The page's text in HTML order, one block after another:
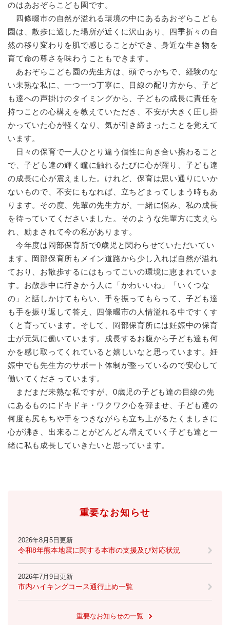
のはあおぞらこども園です。
四條畷市の自然が溢れる環境の中にあるあおぞらこども
園は、散歩に適した場所が近くに沢山あり、四季折々の自
然の移り変わりを肌で感じることができ、身近な生き物を
育て命の尊さを味わうこともできます。
あおぞらこども園の先生方は、頭でっかちで、経験のな
い未熟な私に、一つ一つ丁寧に、目線の配り方から、子ど
も達への声掛けのタイミングから、子どもの成長に責任を
持つことの心構えを教えていただき、不安が大きく圧し掛
かっていた心が軽くなり、気が引き締まったことを覚えて
います。
日々の保育で一人ひとり違う個性に向き合い携わること
で、子ども達の輝く瞳に触れるたびに心が躍り、子ども達
の成長に心が震えました。けれど、保育は思い通りにいか
ないもので、不安にもなれば、立ちどまってしまう時もあ
ります。その度、先輩の先生方が、一緒に悩み、私の成長
を待っていてくださいました。そのような先輩方に支えら
れ、励まされて今の私があります。
今年度は岡部保育所で0歳児と関わらせていただいてい
ます。岡部保育所もメイン道路から少し入れば自然が溢れ
ており、お散歩するにはもってこいの環境に恵まれていま
す。お散歩中に行きかう人に「かわいいね」「いくつな
の」と話しかけてもらい、手を振ってもらって、子ども達
も手を振り返して答え、四條畷市の人情溢れる中ですくす
くと育っています。そして、岡部保育所には妊娠中の保育
士が元気に働いています。成長するお腹から子ども達も何
かを感じ取ってくれていると嬉しいなと思っています。妊
娠中でも先生方のサポート体制が整っているので安心して
働いてくださっています。
まだまだ未熟な私ですが、0歳児の子ども達の目線の先
にあるものにドキドキ・ワクワク心を弾ませ、子ども達の
何度も尻もちや手をつきながらも立ち上がるたくましさに
心が沸き、出来ることがどんどん増えていく子ども達と一
緒に私も成長していきたいと思っています。
重要なお知らせ
2026年8月5日更新
令和8年熊本地震に関する本市の支援及び対応状況
2026年7月9日更新
市内ハイキングコース通行止め一覧
重要なお知らせの一覧